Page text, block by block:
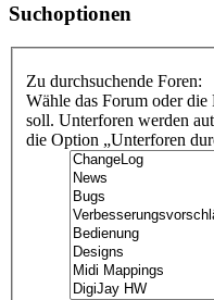
Suchoptionen
Zu durchsuchende Foren:
Wähle das Forum oder die
soll. Unterforen werden
die Option „Unterforen